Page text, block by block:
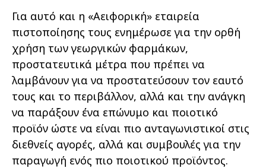
Για αυτό και η «Αειφορική» εταιρεία
πιστοποίησης τους ενημέρωσε για την ορθή
χρήση των γεωργικών φαρμάκων,
προστατευτικά μέτρα που πρέπει να
λαμβάνουν για να προστατεύσουν τον εαυτό
τους και το περιβάλλον, αλλά και την ανάγκη
να παράξουν ένα επώνυμο και ποιοτικό
προϊόν ώστε να είναι πιο ανταγωνιστικοί στις
διεθνείς αγορές, αλλά και συμβουλές για την
παραγωγή ενός πιο ποιοτικού προϊόντος.